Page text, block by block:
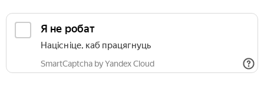
Я не робат
Націсніце, каб працягнуць
SmartCaptcha by Yandex Cloud